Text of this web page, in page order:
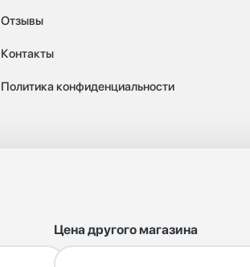
Отзывы
Контакты
Политика конфиденциальности
Цена другого магазина